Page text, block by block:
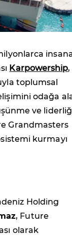
Karpowership,
toplumsal
odağa
ve
Grandmasters
kurmayı
Holding
, Future
olarak